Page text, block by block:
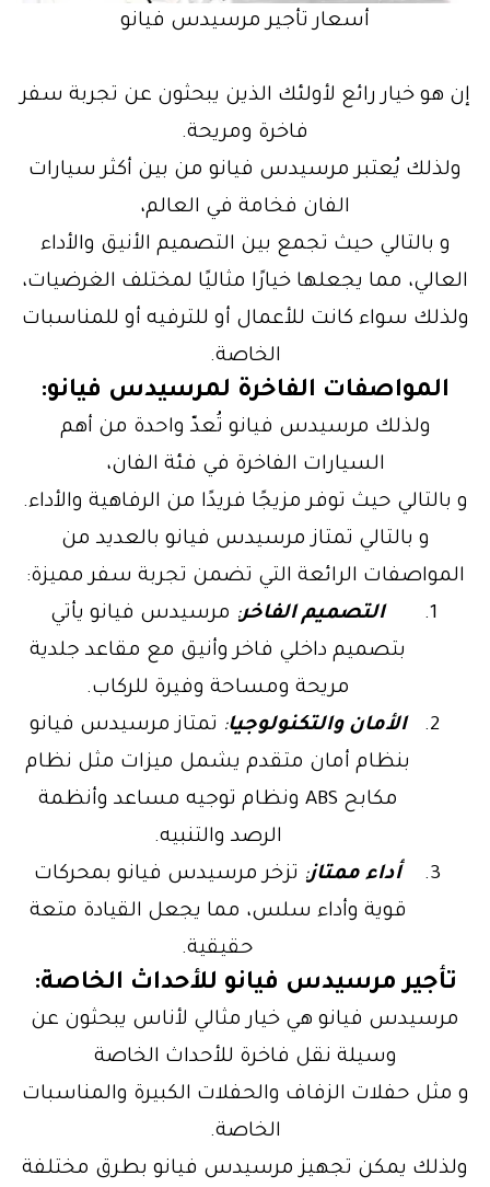
أسعار تأجير مرسيدس فيانو
إن هو خيار رائع لأولئك الذين يبحثون عن تجربة سفر
فاخرة ومريحة.
ولذلك يُعتبر مرسيدس فيانو من بين أكثر سيارات
الفان فخامة في العالم،
و بالتالي حيث تجمع بين التصميم الأنيق والأداء
العالي، مما يجعلها خيارًا مثاليًا لمختلف الغرضيات،
ولذلك سواء كانت للأعمال أو للترفيه أو للمناسبات
الخاصة.
المواصفات الفاخرة لمرسيدس فيانو:
ولذلك مرسيدس فيانو تُعدّ واحدة من أهم
السيارات الفاخرة في فئة الفان،
و بالتالي حيث توفر مزيجًا فريدًا من الرفاهية والأداء.
و بالتالي تمتاز مرسيدس فيانو بالعديد من
المواصفات الرائعة التي تضمن تجربة سفر مميزة:
التصميم الفاخر: مرسيدس فيانو يأتي
بتصميم داخلي فاخر وأنيق مع مقاعد جلدية
مريحة ومساحة وفيرة للركاب.
الأمان والتكنولوجيا: تمتاز مرسيدس فيانو
بنظام أمان متقدم يشمل ميزات مثل نظام
مكابح ABS ونظام توجيه مساعد وأنظمة
الرصد والتنبيه.
أداء ممتاز: تزخر مرسيدس فيانو بمحركات
قوية وأداء سلس، مما يجعل القيادة متعة
حقيقية.
تأجير مرسيدس فيانو للأحداث الخاصة:
مرسيدس فيانو هي خيار مثالي لأناس يبحثون عن
وسيلة نقل فاخرة للأحداث الخاصة
و مثل حفلات الزفاف والحفلات الكبيرة والمناسبات
الخاصة.
ولذلك يمكن تجهيز مرسيدس فيانو بطرق مختلفة